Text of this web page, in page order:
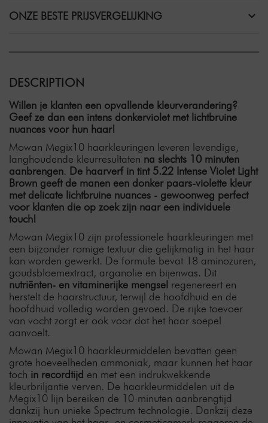
ONZE BESTE PRIJSVERGELIJKING
DESCRIPTION
Willen je klanten een opvallende kleurverandering?
Geef ze dan een intens donkerviolet met lichtbruine
nuances voor hun haar!
Mowan Megix10 haarkleuringen leveren levendige,
langhoudende kleurresultaten na slechts 10 minuten
aanbrengen. De haarverf in tint 5.22 Intense Violet Light
Brown geeft de manen een donker paars-violette kleur
met delicate lichtbruine nuances - gewoonweg perfect
voor klanten die op zoek zijn naar een individuele
touch!
Mowan Megix10 zijn professionele haarkleuringen met
een bijzonder romige textuur die gelijkmatig in het haar
kan worden gewerkt. De formule bevat 18 aminozuren,
goudsbloemextract, arganolie en bijenwas. Dit
nutriënten- en vitaminerijke mengsel regenereert en
herstelt de haarstructuur, terwijl de hoofdhuid en de
hoofdhuid volledig worden gevoed. De rijke toevoer
van vocht zorgt er ook voor dat het haar soepel
aanvoelt.
Mowan Megix10 haarkleurmiddelen bevatten geen
grote hoeveelheden ammoniak, maar kunnen het haar
toch in recordtijd en met een indrukwekkende
kleurbriljantie verven. De haarkleurmiddelen uit de
Megix10 lijn bereiken de 10-minuten aanbrengtijd
dankzij hun unieke Spectrum technologie. Dankzij deze